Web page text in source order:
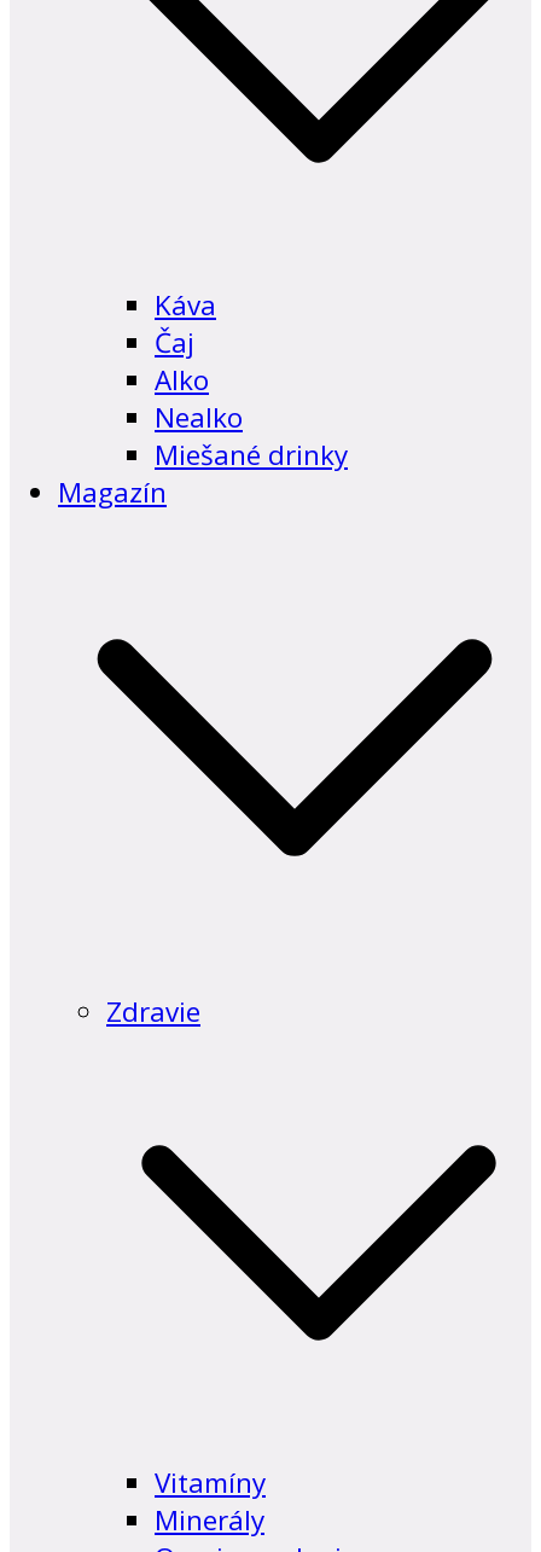
Káva
Čaj
Alko
Nealko
Miešané drinky
Magazín
Zdravie
Vitamíny
Minerály